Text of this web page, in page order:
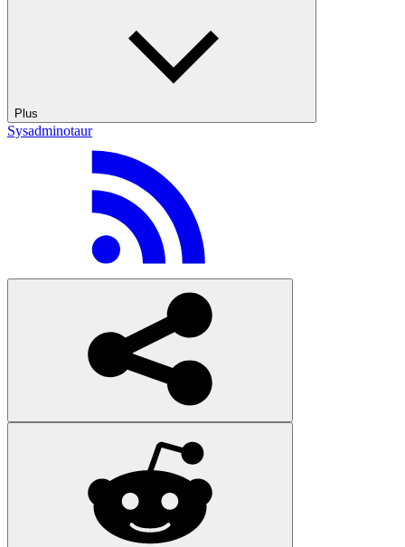
Plus
Sysadminotaur